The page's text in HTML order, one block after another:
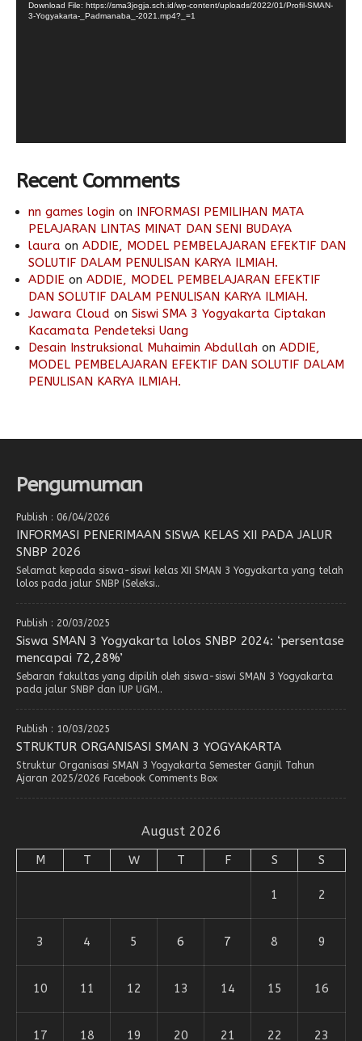
Download File: https://sma3jogja.sch.id/wp-content/uploads/2022/01/Profil-SMAN-
3-Yogyakarta-_Padmanaba_-2021.mp4?_=1
Recent Comments
nn games login on INFORMASI PEMILIHAN MATA
PELAJARAN LINTAS MINAT DAN SENI BUDAYA
laura on ADDIE, MODEL PEMBELAJARAN EFEKTIF DAN
SOLUTIF DALAM PENULISAN KARYA ILMIAH.
ADDIE on ADDIE, MODEL PEMBELAJARAN EFEKTIF
DAN SOLUTIF DALAM PENULISAN KARYA ILMIAH.
Jawara Cloud on Siswi SMA 3 Yogyakarta Ciptakan
Kacamata Pendeteksi Uang
Desain Instruksional Muhaimin Abdullah on ADDIE,
MODEL PEMBELAJARAN EFEKTIF DAN SOLUTIF DALAM
PENULISAN KARYA ILMIAH.
Pengumuman
Publish : 06/04/2026
INFORMASI PENERIMAAN SISWA KELAS XII PADA JALUR
SNBP 2026
Selamat kepada siswa-siswi kelas XII SMAN 3 Yogyakarta yang telah
lolos pada jalur SNBP (Seleksi..
Publish : 20/03/2025
Siswa SMAN 3 Yogyakarta lolos SNBP 2024: ‘persentase
mencapai 72,28%’
Sebaran fakultas yang dipilih oleh siswa-siswi SMAN 3 Yogyakarta
pada jalur SNBP dan IUP UGM..
Publish : 10/03/2025
STRUKTUR ORGANISASI SMAN 3 YOGYAKARTA
Struktur Organisasi SMAN 3 Yogyakarta Semester Ganjil Tahun
Ajaran 2025/2026 Facebook Comments Box
August 2026
M T W T F S S
1 2
3 4 5 6 7 8 9
10 11 12 13 14 15 16
17 18 19 20 21 22 23